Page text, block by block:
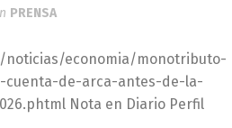
PRENSA
noticias/economia/monotributo-
de-arca-antes-de-la-
Nota en Diario Perfil